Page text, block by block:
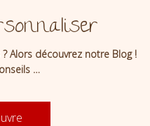
Alors découvrez notre Blog !
…